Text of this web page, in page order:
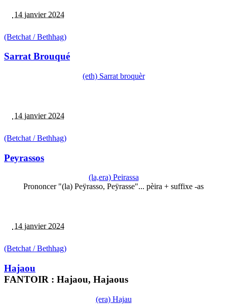
14 janvier 2024
(Betchat / Bethhag)
Sarrat Brouqué
(eth) Sarrat broquèr
14 janvier 2024
(Betchat / Bethhag)
Peyrassos
(la,era) Peirassa
Prononcer "(la) Peÿrasso, Peÿrasse"... pèira + suffixe -as
14 janvier 2024
(Betchat / Bethhag)
Hajaou
FANTOIR : Hajaou, Hajaous
(era) Hajau